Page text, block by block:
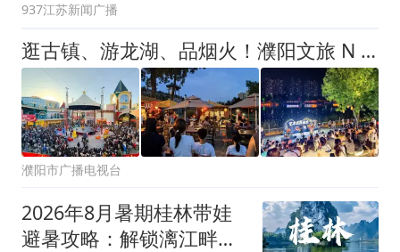
937江苏新闻广播
逛古镇、游龙湖、品烟火！濮阳文旅 N 种打开方式，哪一款戳中你？
濮阳市广播电视台
2026年8月暑期桂林带娃
避暑攻略：解锁漓江畔的